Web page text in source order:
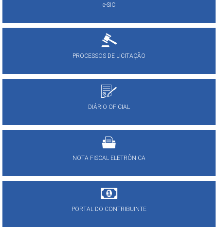
e-SIC
PROCESSOS DE LICITAÇÃO
DIÁRIO OFICIAL
NOTA FISCAL ELETRÔNICA
PORTAL DO CONTRIBUINTE